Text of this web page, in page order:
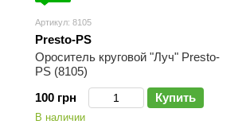
Артикул: 8105
Presto-PS
Ороситель круговой "Луч" Presto-
PS (8105)
100 грн
Купить
В наличии